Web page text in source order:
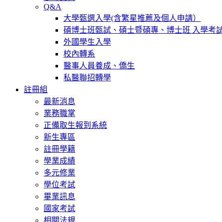
Q&A
大學甄選入學(含繁星推薦及個人申請）
碩博士班甄試、碩士暨碩專、博士班 入學考
外國學生入學
校內轉系
醫事人員養成、僑生
私醫聯招轉學
註冊組
最新消息
業務職掌
正備取生報到系統
新生專區
註冊學籍
學業成績
多元修業
學位考試
畢業訊息
國家考試
相關法規